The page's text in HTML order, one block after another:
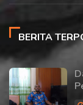
BERITA